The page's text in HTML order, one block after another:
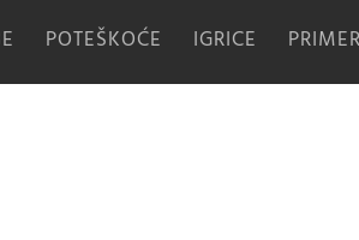
POTEŠKOĆE IGRICE